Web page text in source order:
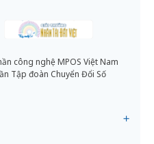
công nghệ MPOS Việt Nam
Tập đoàn Chuyển Đổi Số